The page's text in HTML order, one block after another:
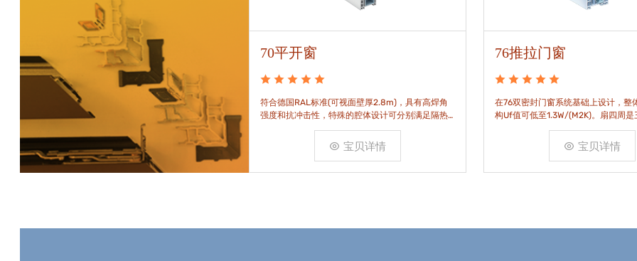
88平开窗
88平开窗是门窗技术新时代的门窗系统。可实现较
大的阳光进入并获得更多的太阳能，良好的操作及
可靠的功能。保养方便，牢固耐用。
宝贝详情
70平开窗
符合德国RAL标准(可视面壁厚2.8m)，具有高焊角
强度和抗冲击性，特殊的腔体设计可分别满足隔热
和刚性的要求。
宝贝详情
76推拉门窗
在76双密封门窗系统基础上设计，整
构Uf值可低至1.3W/(M2K)。扇四周是
构，采用高品质EPDM胶条，实现气
宝贝详情